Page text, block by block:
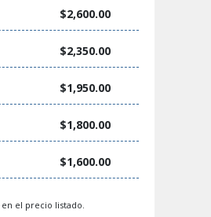
$2,600.00
$2,350.00
$1,950.00
$1,800.00
$1,600.00
el precio listado.